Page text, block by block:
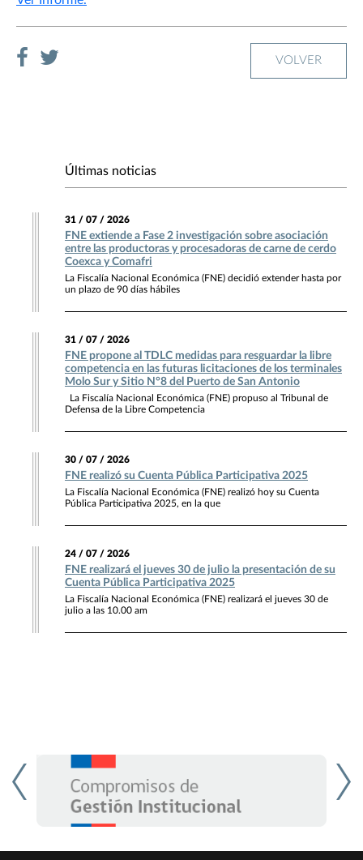
VOLVER
Últimas noticias
31 / 07 / 2026
FNE extiende a Fase 2 investigación sobre asociación
entre las productoras y procesadoras de carne de cerdo
Coexca y Comafri
La Fiscalía Nacional Económica (FNE) decidió extender hasta por
un plazo de 90 días hábiles
31 / 07 / 2026
FNE propone al TDLC medidas para resguardar la libre
competencia en las futuras licitaciones de los terminales
Molo Sur y Sitio N°8 del Puerto de San Antonio
La Fiscalía Nacional Económica (FNE) propuso al Tribunal de
Defensa de la Libre Competencia
30 / 07 / 2026
FNE realizó su Cuenta Pública Participativa 2025
La Fiscalía Nacional Económica (FNE) realizó hoy su Cuenta
Pública Participativa 2025, en la que
24 / 07 / 2026
FNE realizará el jueves 30 de julio la presentación de su
Cuenta Pública Participativa 2025
La Fiscalía Nacional Económica (FNE) realizará el jueves 30 de
julio a las 10.00 am